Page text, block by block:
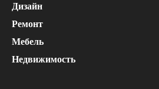
Дизайн
Ремонт
Мебель
Недвижимость